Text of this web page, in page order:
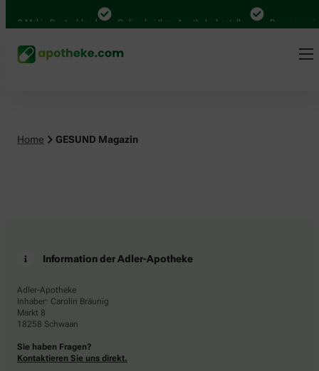
Mal in Deutschland Online bei Ihrer Apotheke bestellen Bequem
Home GESUND Magazin
Information der Adler-Apotheke
Adler-Apotheke
Inhaber: Carolin Bräunig
Markt 8
18258 Schwaan
Sie haben Fragen?
Kontaktieren Sie uns direkt.